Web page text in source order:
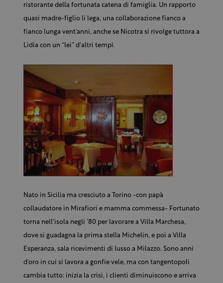
ristorante della fortunata catena di famiglia. Un rapporto
quasi madre-figlio li lega, una collaborazione fianco a
fianco lunga vent’anni, anche se Nicotra si rivolge tuttora a
Lidia con un “lei” d'altri tempi.
Nato in Sicilia ma cresciuto a Torino -con papà
collaudatore in Mirafiori e mamma commessa- Fortunato
torna nell’isola negli ’80 per lavorare a Villa Marchesa,
dove si guadagna la prima stella Michelin, e poi a Villa
Esperanza, sala ricevimenti di lusso a Milazzo. Sono anni
d’oro in cui si lavora a gonfie vele, ma con tangentopoli
cambia tutto: inizia la crisi, i clienti diminuiscono e arriva